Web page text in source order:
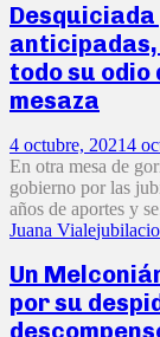
todo su odio
mesaza
4 octubre, 20214
En otra mesa de
gobierno por las
años de aportes y
Juana Viale
Un
por su